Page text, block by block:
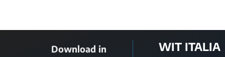
Download in
WIT ITALIA